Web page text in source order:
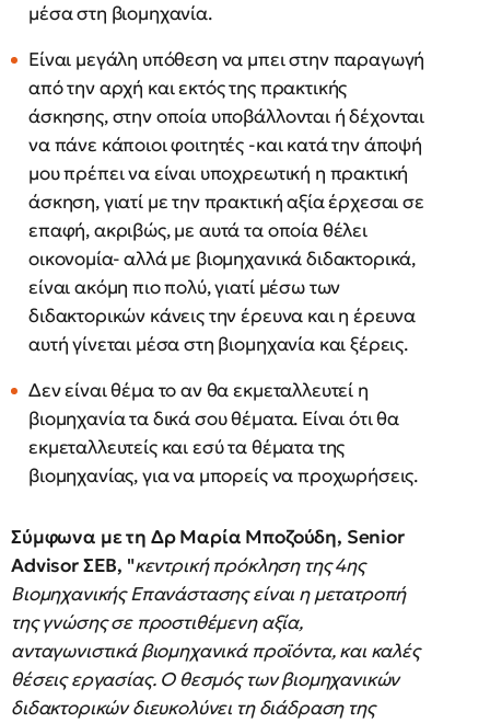
μέσα στη βιομηχανία.
Είναι μεγάλη υπόθεση να μπει στην παραγωγή
από την αρχή και εκτός της πρακτικής
άσκησης, στην οποία υποβάλλονται ή δέχονται
να πάνε κάποιοι φοιτητές -και κατά την άποψή
μου πρέπει να είναι υποχρεωτική η πρακτική
άσκηση, γιατί με την πρακτική αξία έρχεσαι σε
επαφή, ακριβώς, με αυτά τα οποία θέλει
οικονομία- αλλά με βιομηχανικά διδακτορικά,
είναι ακόμη πιο πολύ, γιατί μέσω των
διδακτορικών κάνεις την έρευνα και η έρευνα
αυτή γίνεται μέσα στη βιομηχανία και ξέρεις.
Δεν είναι θέμα το αν θα εκμεταλλευτεί η
βιομηχανία τα δικά σου θέματα. Είναι ότι θα
εκμεταλλευτείς και εσύ τα θέματα της
βιομηχανίας, για να μπορείς να προχωρήσεις.
Σύμφωνα με τη Δρ Μαρία Μποζούδη, Senior
Advisor ΣΕΒ, "κεντρική πρόκληση της 4ης
Βιομηχανικής Επανάστασης είναι η μετατροπή
της γνώσης σε προστιθέμενη αξία,
ανταγωνιστικά βιομηχανικά προϊόντα, και καλές
θέσεις εργασίας. Ο θεσμός των βιομηχανικών
διδακτορικών διευκολύνει τη διάδραση της